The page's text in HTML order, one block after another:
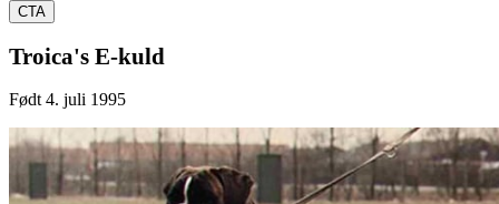
CTA
Troica's E-kuld
Født 4. juli 1995